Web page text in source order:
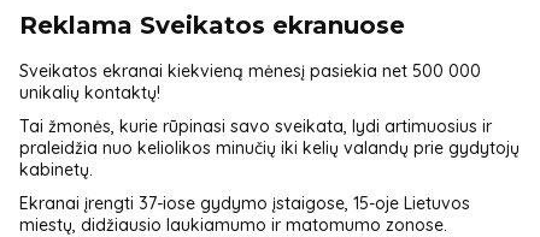
Reklama Sveikatos ekranuose
Sveikatos ekranai kiekvieną mėnesį pasiekia net 500 000
unikalių kontaktų!
Tai žmonės, kurie rūpinasi savo sveikata, lydi artimuosius ir
praleidžia nuo keliolikos minučių iki kelių valandų prie gydytojų
kabinetų.
Ekranai įrengti 37-iose gydymo įstaigose, 15-oje Lietuvos
miestų, didžiausio laukiamumo ir matomumo zonose.